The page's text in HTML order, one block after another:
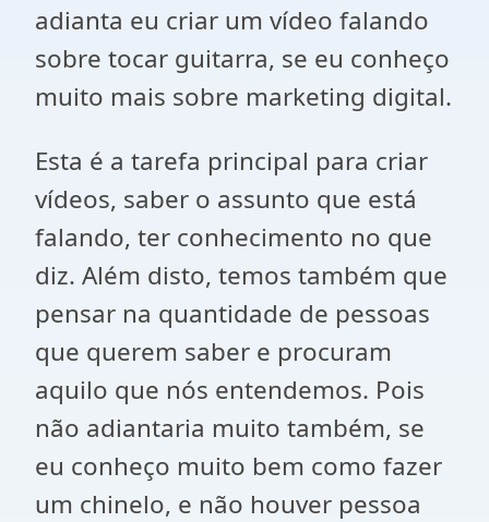
adianta eu criar um vídeo falando
sobre tocar guitarra, se eu conheço
muito mais sobre marketing digital.
Esta é a tarefa principal para criar
vídeos, saber o assunto que está
falando, ter conhecimento no que
diz. Além disto, temos também que
pensar na quantidade de pessoas
que querem saber e procuram
aquilo que nós entendemos. Pois
não adiantaria muito também, se
eu conheço muito bem como fazer
um chinelo, e não houver pessoa